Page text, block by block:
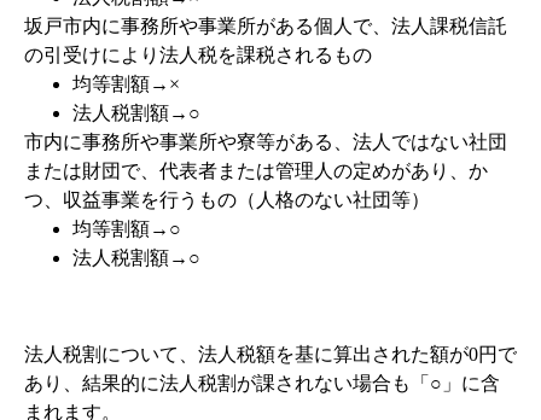
坂戸市内に事務所や事業所がある個人で、法人課税信託
の引受けにより法人税を課税されるもの
均等割額→×
法人税割額→○
市内に事務所や事業所や寮等がある、法人ではない社団
または財団で、代表者または管理人の定めがあり、か
つ、収益事業を行うもの（人格のない社団等）
均等割額→○
法人税割額→○
法人税割について、法人税額を基に算出された額が0円で
あり、結果的に法人税割が課されない場合も「○」に含
まれます。